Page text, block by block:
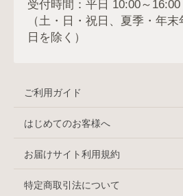
受付時間：平日 10:00～16:00
（土・日・祝日、夏季・年
日を除く）
ご利用ガイド
はじめてのお客様へ
お届けサイト利用規約
特定商取引法について